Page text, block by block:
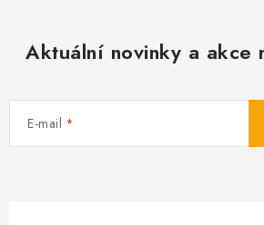
Aktuální novinky a akce
E-mail